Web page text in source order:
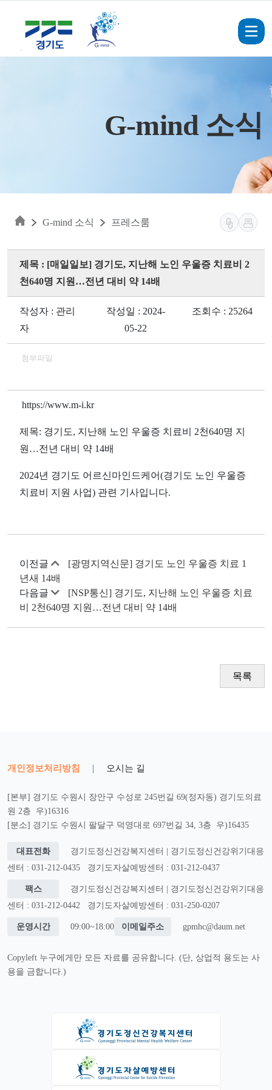
G-mind 소식
G-mind 소식 프레스룸
제목 : [매일일보] 경기도, 지난해 노인 우울증 치료비 2
천640명 지원…전년 대비 약 14배
작성자 : 관리
자
작성일 : 2024-
05-22
조회수 : 25264
첨부파일
https://www.m-i.kr
제목: 경기도, 지난해 노인 우울증 치료비 2천640명 지
원…전년 대비 약 14배
2024년 경기도 어르신마인드케어(경기도 노인 우울증
치료비 지원 사업) 관련 기사입니다.
이전글
[광명지역신문] 경기도 노인 우울증 치료 1
년새 14배
다음글
[NSP통신] 경기도, 지난해 노인 우울증 치료
비 2천640명 지원…전년 대비 약 14배
목록
개인정보처리방침 | 오시는 길
[본부] 경기도 수원시 장안구 수성로 245번길 69(정자동) 경기도의료
원 2층 우)16316
[분소] 경기도 수원시 팔달구 덕영대로 697번길 34, 3층 우)16435
대표전화
경기도정신건강복지센터 | 경기도정신건강위기대응
센터 : 031-212-0435
경기도자살예방센터 : 031-212-0437
팩스
경기도정신건강복지센터 | 경기도정신건강위기대응
센터 : 031-212-0442
경기도자살예방센터 : 031-250-0207
운영시간 09:00~18:00 이메일주소 gpmhc@daum.net
Copyleft 누구에게만 모든 자료를 공유합니다. (단, 상업적 용도는 사
용을 금합니다.)